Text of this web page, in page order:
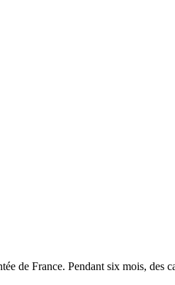
de France. Pendant six mois, des